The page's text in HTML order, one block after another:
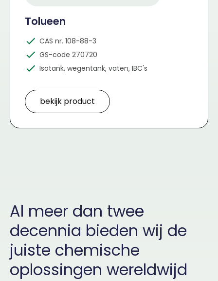
Tolueen
CAS nr. 108-88-3
GS-code 270720
Isotank, wegentank, vaten, IBC's
bekijk product
Al meer dan twee
decennia bieden wij de
juiste chemische
oplossingen wereldwijd